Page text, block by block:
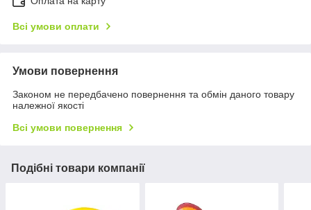
Всі умови оплати
Умови повернення
Законом не передбачено повернення та обмін даного товару
належної якості
Всі умови повернення
Подібні товари компанії